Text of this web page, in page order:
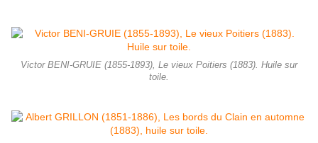
Victor BENI-GRUIE (1855-1893), Le vieux Poitiers (1883). Huile sur
toile.